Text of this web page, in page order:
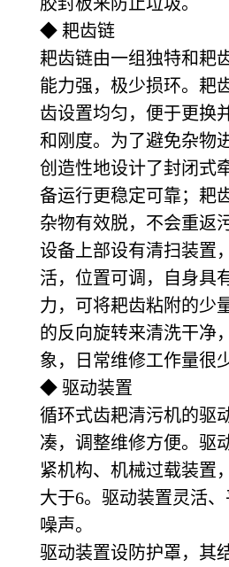
◆ 耙齿链
耙齿链由一组独特和耙
能力强，极少损环。耙
齿设置均匀，便于更换
和刚度。为了避免杂物
创造性地设计了封闭式
备运行更稳定可靠；耙
杂物有效脱，不会重返
设备上部设有清扫装置
活，位置可调，自身具
力，可将耙齿粘附的少
的反向旋转来清洗干净
象，日常维修工作量很少
◆ 驱动装置
循环式齿耙清污机的驱
凑，调整维修方便。驱
紧机构、机械过载装置
大于6。驱动装置灵活
噪声。
驱动装置设防护罩，其